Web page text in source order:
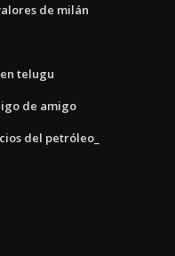
de milán
telugu
de amigo
del petróleo_